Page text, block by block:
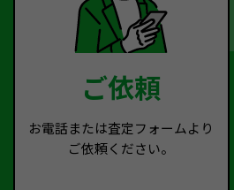
ご依頼
お電話または査定フォームより
ご依頼ください。